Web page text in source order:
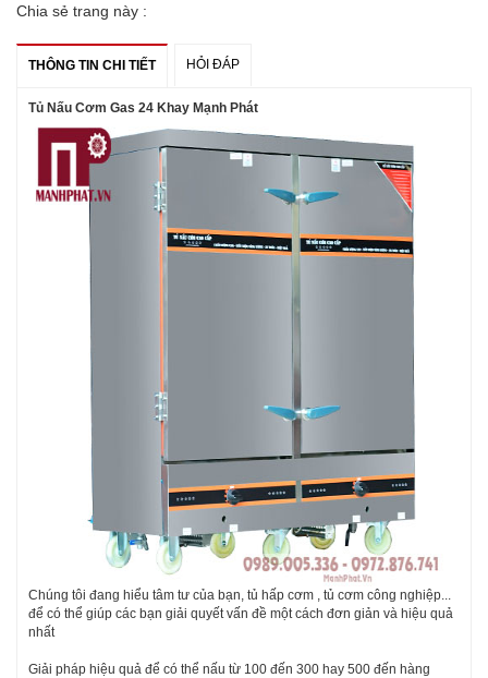
Chia sẻ trang này :
THÔNG TIN CHI TIẾT HỎI ĐÁP
Tủ Nấu Cơm Gas 24 Khay Mạnh Phát
Chúng tôi đang hiểu tâm tư của bạn, tủ hấp cơm , tủ cơm công nghiệp...
để có thể giúp các bạn giải quyết vấn đề một cách đơn giản và hiệu quả
nhất
Giải pháp hiệu quả để có thể nấu từ 100 đến 300 hay 500 đến hàng